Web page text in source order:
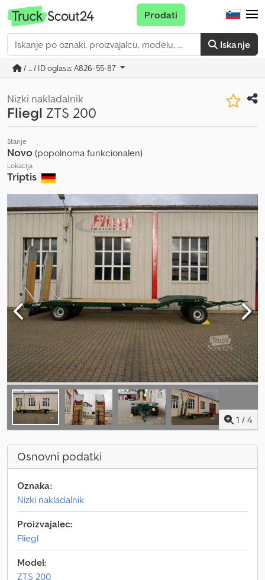
Iskanje
Prodati
/ ... / ID oglasa: A826-55-87
Nizki nakladalnik
Fliegl ZTS 200
Stanje
Novo (popolnoma funkcionalen)
Lokacija
Triptis
1 / 4
Osnovni podatki
Oznaka:
Nizki nakladalnik
Proizvajalec:
Fliegl
Model:
ZTS 200